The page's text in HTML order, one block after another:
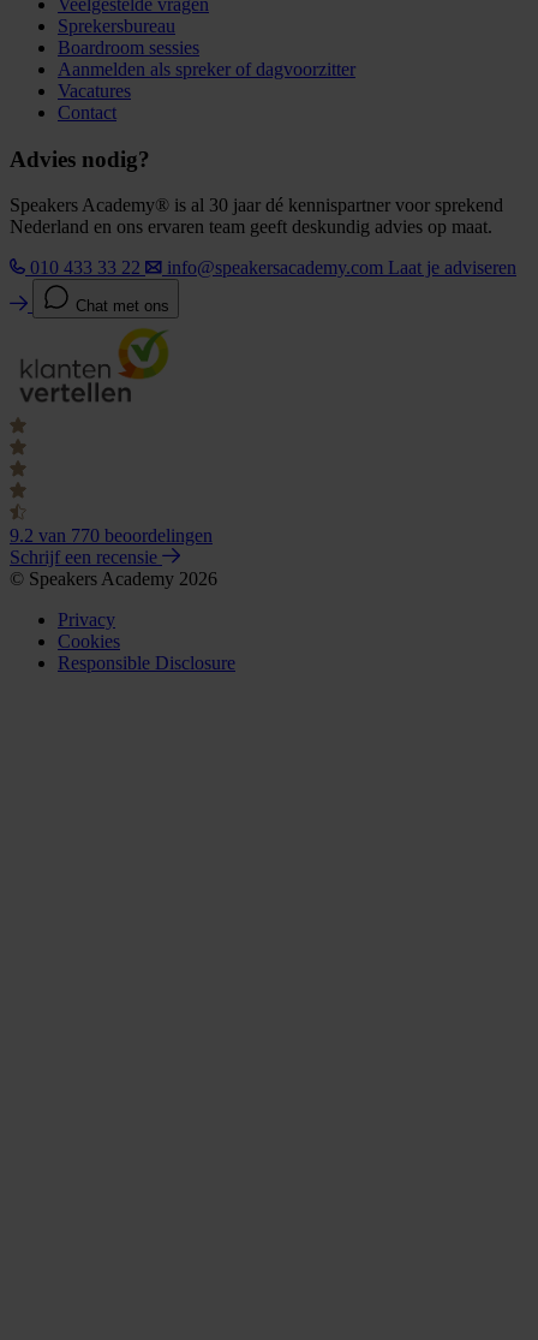
Veelgestelde vragen
Sprekersbureau
Boardroom sessies
Aanmelden als spreker of dagvoorzitter
Vacatures
Contact
Advies nodig?
Speakers Academy® is al 30 jaar dé kennispartner voor sprekend
Nederland en ons ervaren team geeft deskundig advies op maat.
010 433 33 22
info@speakersacademy.com Laat je adviseren
Chat met ons
9.2 van 770 beoordelingen
Schrijf een recensie
© Speakers Academy 2026
Privacy
Cookies
Responsible Disclosure